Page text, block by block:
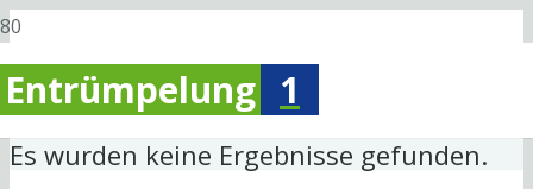
Entrümpelung 1
Es wurden keine Ergebnisse gefunden.